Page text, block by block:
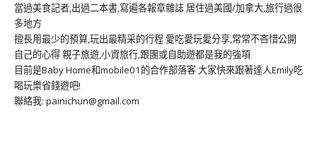
當過美食記者,出過二本書,寫遍各報章雜誌 居住過美國/加拿大,旅行過很
多地方
擅長用最少的預算,玩出最精采的行程 愛吃愛玩愛分享,常常不吝惜公開
自己的心得 親子旅遊,小資旅行,跟團或自助遊都是我的強項
目前是Baby Home和mobile01的合作部落客 大家快來跟著達人Emily吃
喝玩樂省錢遊吧!
聯絡我: painichun@gmail.com